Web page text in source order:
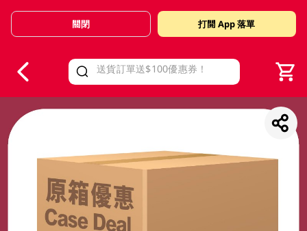
Valid Until 30 June 2026
關閉 打開 App 落單